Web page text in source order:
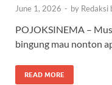
June 1, 2026 - by Redaksi
POJOKSINEMA –
bingung mau nonton
READ MORE